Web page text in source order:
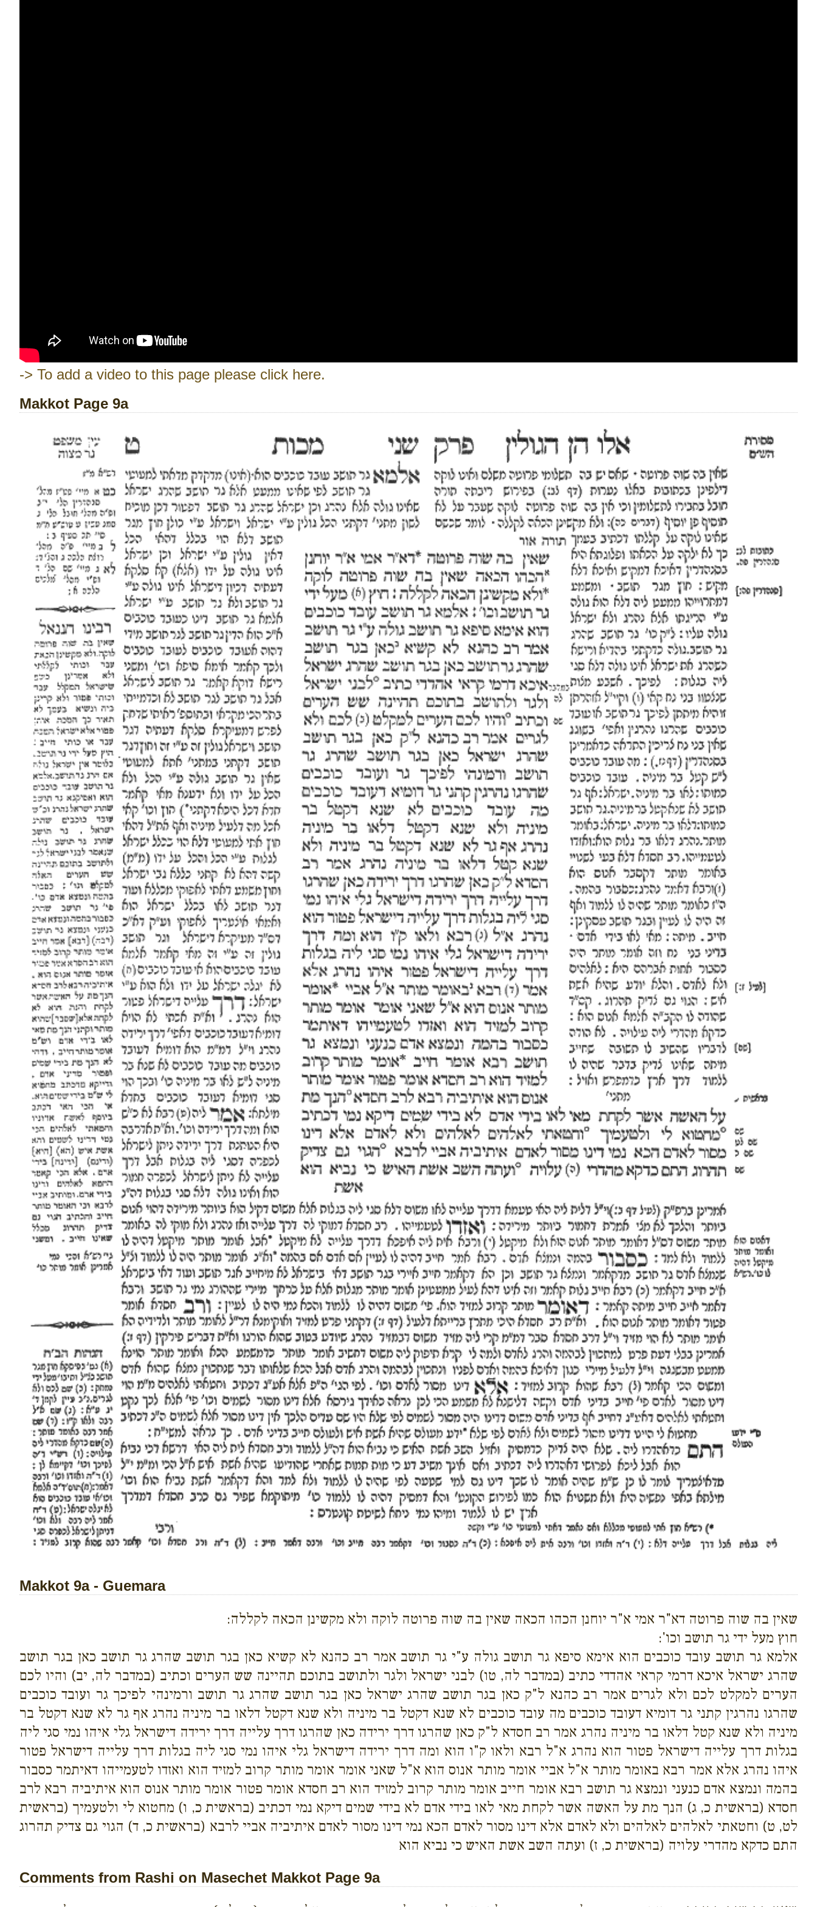
-> To add a video to this page please click here.
Makkot Page 9a
Makkot 9a - Guemara
שאין בה שוה פרוטה דא"ר אמי א"ר יוחנן הכהו הכאה שאין בה שוה פרוטה לוקה ולא מקשינן הכאה לקללה:
חוץ מעל ידי גר תושב וכו':
אלמא גר תושב עובד כוכבים הוא אימא סיפא גר תושב גולה ע"י גר תושב אמר רב כהנא לא קשיא כאן בגר תושב שהרג גר תושב כאן בגר תושב
שהרג ישראל איכא דרמי קראי אהדדי כתיב (במדבר לה, טו) לבני ישראל ולגר ולתושב בתוכם תהיינה שש הערים וכתיב (במדבר לה, יב) והיו לכם
הערים למקלט לכם ולא לגרים אמר רב כהנא ל"ק כאן בגר תושב שהרג ישראל כאן בגר תושב שהרג גר תושב ורמינהי לפיכך גר ועובד כוכבים
שהרגו נהרגין קתני גר דומיא דעובד כוכבים מה עובד כוכבים לא שנא דקטל בר מיניה ולא שנא דקטל דלאו בר מיניה נהרג אף גר לא שנא דקטל בר
מיניה ולא שנא קטל דלאו בר מיניה נהרג אמר רב חסדא ל"ק כאן שהרגו דרך ירידה כאן שהרגו דרך עלייה דרך ירידה דישראל גלי איהו נמי סגי ליה
בגלות דרך עלייה דישראל פטור הוא נהרג א"ל רבא ולאו ק"ו הוא ומה דרך ירידה דישראל גלי איהו נמי סגי ליה בגלות דרך עלייה דישראל פטור
איהו נהרג אלא אמר רבא באומר מותר א"ל אביי אומר מותר אנוס הוא א"ל שאני אומר אומר מותר קרוב למזיד הוא ואזדו לטעמייהו דאיתמר כסבור
בהמה ונמצא אדם כנעני ונמצא גר תושב רבא אומר חייב אומר מותר קרוב למזיד הוא רב חסדא אומר פטור אומר מותר אנוס הוא איתיביה רבא לרב
חסדא (בראשית כ, ג) הנך מת על האשה אשר לקחת מאי לאו בידי אדם לא בידי שמים דיקא נמי דכתיב (בראשית כ, ו) מחטוא לי ולטעמיך (בראשית
לט, ט) וחטאתי לאלהים לאלהים ולא לאדם אלא דינו מסור לאדם הכא נמי דינו מסור לאדם איתיביה אביי לרבא (בראשית כ, ד) הגוי גם צדיק תהרוג
התם כדקא מהדרי עלויה (בראשית כ, ז) ועתה השב אשת האיש כי נביא הוא
Comments from Rashi on Masechet Makkot Page 9a